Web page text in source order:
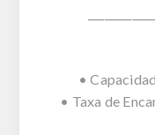
•
• Taxa de